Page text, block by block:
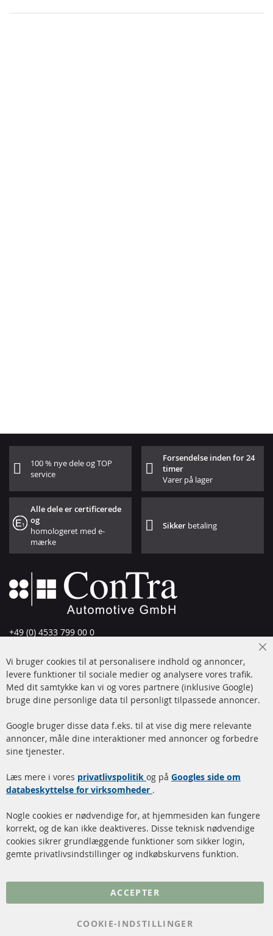
100 % nye dele og TOP
service
Forsendelse inden for 24
timer
Varer på lager
Alle dele er certificerede
og
homologeret med e-
mærke
Sikker betaling
+49 (0) 4533 799 00 0
info@contra-automotive.de
www.contra-automotive.de
Facebook
Instagram
Hurtige links
Dieselpartikelfilter (DPF)
rengøring
Katalysator (KAT)
Sensorer
FAQ
Kundeservice
Betalingsmetoder
Kontakt
Vi bruger cookies til at personalisere indhold og annoncer,
levere funktioner til sociale medier og analysere vores trafik.
Med dit samtykke kan vi og vores partnere (inklusive Google)
bruge dine personlige data til personligt tilpassede annoncer.
Google bruger disse data f.eks. til at vise dig mere relevante
annoncer, måle dine interaktioner med annoncer og forbedre
sine tjenester.
Læs mere i vores privatlivspolitik og på Googles side om
databeskyttelse for virksomheder .
Nogle cookies er nødvendige for, at hjemmesiden kan fungere
korrekt, og de kan ikke deaktiveres. Disse teknisk nødvendige
cookies sikrer grundlæggende funktioner som sikker login,
gemte privatlivsindstillinger og indkøbskurvens funktion.
ACCEPTER
COOKIE-INDSTILLINGER